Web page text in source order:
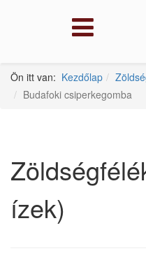
Ön itt van: Kezdőlap
Budafoki csiperkegomba
ízek)